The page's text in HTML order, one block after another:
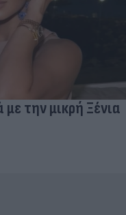
την μικρή Ξένια